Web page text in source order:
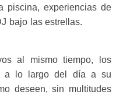
piscina, experiencias de
bajo las estrellas.
al mismo tiempo, los
a lo largo del día a su
deseen, sin multitudes